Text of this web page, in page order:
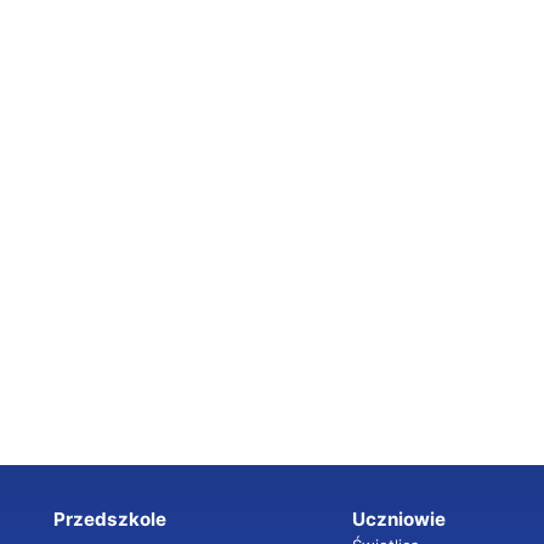
Przedszkole Uczniowie